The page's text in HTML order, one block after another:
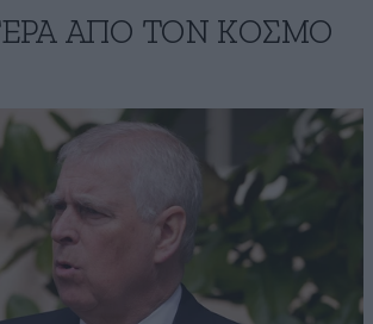
ΑΠΟ ΤΟΝ ΚΟΣΜΟ